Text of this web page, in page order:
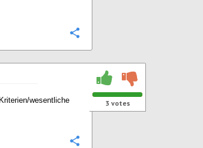
wesentliche
3 votes